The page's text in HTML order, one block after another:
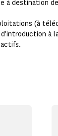
à destination
(à
à